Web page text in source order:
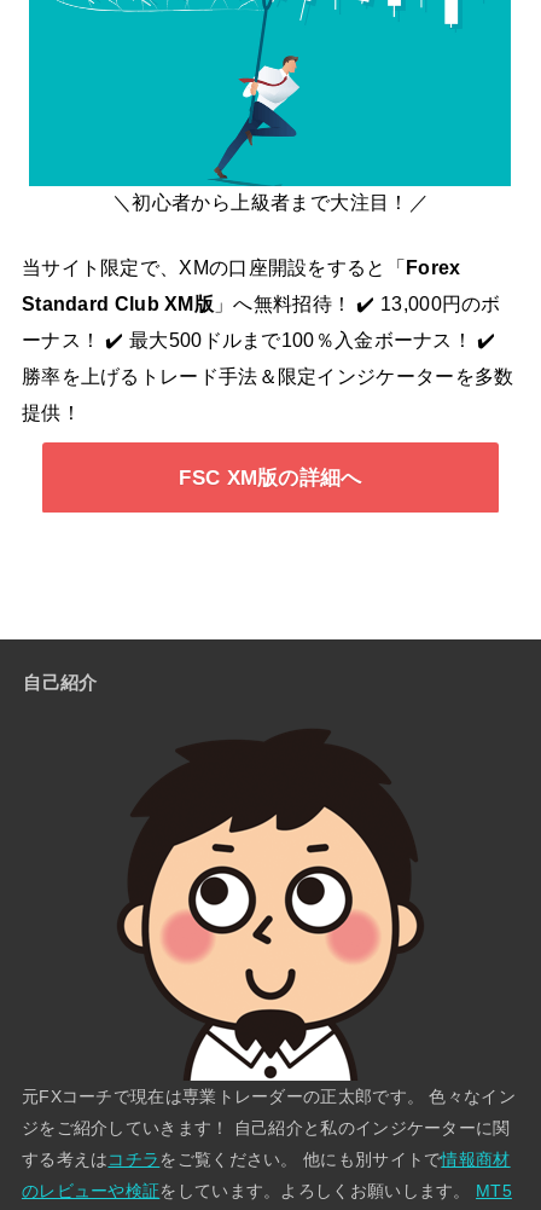
＼初心者から上級者まで大注目！／
当サイト限定で、XMの口座開設をすると「 Forex
Standard Club XM版 」へ無料招待！ ✔️ 13,000円のボ
ーナス！ ✔️ 最大500ドルまで100％入金ボーナス！ ✔️
勝率を上げるトレード手法＆限定インジケーターを多数
提供！
FSC XM版の詳細へ
自己紹介
元FXコーチで現在は専業トレーダーの正太郎です。 色々なイン
ジをご紹介していきます！ 自己紹介と私のインジケーターに関
する考えはコチラをご覧ください。 他にも別サイトで情報商材
のレビューや検証をしています。よろしくお願いします。 MT5